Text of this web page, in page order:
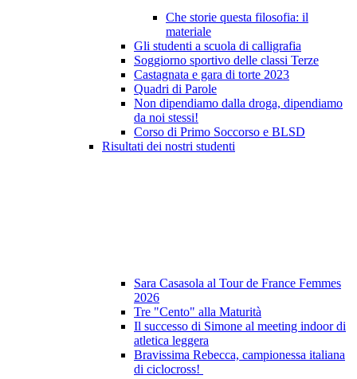
Che storie questa filosofia: il
materiale
Gli studenti a scuola di calligrafia
Soggiorno sportivo delle classi Terze
Castagnata e gara di torte 2023
Quadri di Parole
Non dipendiamo dalla droga, dipendiamo
da noi stessi!
Corso di Primo Soccorso e BLSD
Risultati dei nostri studenti
Sara Casasola al Tour de France Femmes
2026
Tre "Cento" alla Maturità
Il successo di Simone al meeting indoor di
atletica leggera
Bravissima Rebecca, campionessa italiana
di ciclocross!